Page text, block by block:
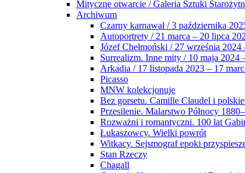
Mityczne otwarcie / Galeria Sztuki
Archiwum
Czarny karnawał / 3 października
Autoportrety / 21 marca – 20 lipca
Józef Chełmoński / 27 września
Surrealizm. Inne mity / 10 maja 2024
Arkadia / 17 listopada 2023 – 17
Picasso
MNW kolekcjonuje
Bez gorsetu. Camille Claudel i
Przesilenie. Malarstwo Północy
Rozważni i romantyczni. 100 lat
Łukaszowcy. Wielki powrót
Witkacy. Sejsmograf epoki
Stan Rzeczy
Chagall